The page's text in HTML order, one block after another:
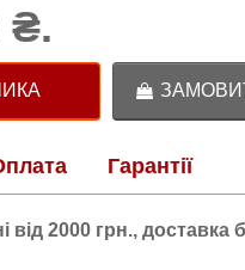
₴.
Гарантії
від 2000 грн., доставка